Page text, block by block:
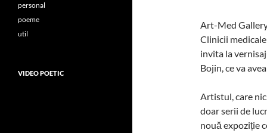
Art-Med
Clinicii
invita la
Bojin, ce va
Artistul, care
doar serii de
nouă expoziție
personal
poeme
util
VIDEO POETIC